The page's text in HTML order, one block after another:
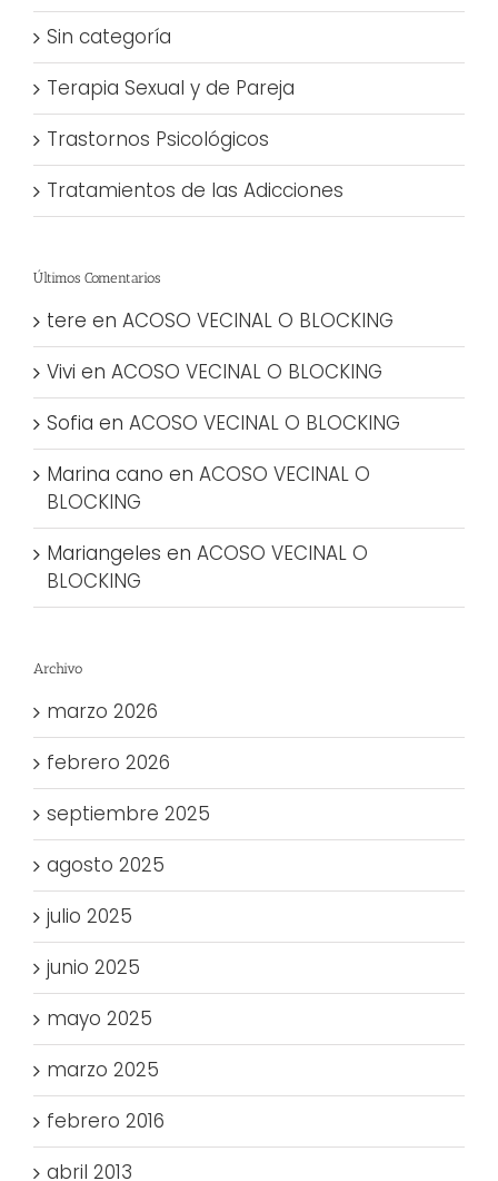
Sin categoría
Terapia Sexual y de Pareja
Trastornos Psicológicos
Tratamientos de las Adicciones
Últimos Comentarios
tere en ACOSO VECINAL O BLOCKING
Vivi en ACOSO VECINAL O BLOCKING
Sofia en ACOSO VECINAL O BLOCKING
Marina cano en ACOSO VECINAL O
BLOCKING
Mariangeles en ACOSO VECINAL O
BLOCKING
Archivo
marzo 2026
febrero 2026
septiembre 2025
agosto 2025
julio 2025
junio 2025
mayo 2025
marzo 2025
febrero 2016
abril 2013